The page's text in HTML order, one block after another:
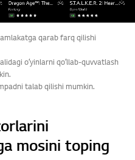
qarab farq qilishi
oʻyinlarni qoʻllab-quvvatlash
talab qilishi mumkin.
mosini toping